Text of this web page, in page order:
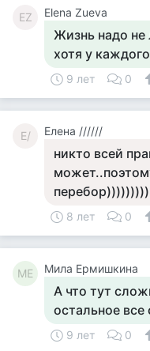
EZ Elena Zueva
Жизнь надо не
хотя у
9 лет 0
Е/ Елена //////
никто всей
перебор)))))))))
8 лет 0
МЕ Мила Ермишкина
А что тут
остальное
9 лет 0